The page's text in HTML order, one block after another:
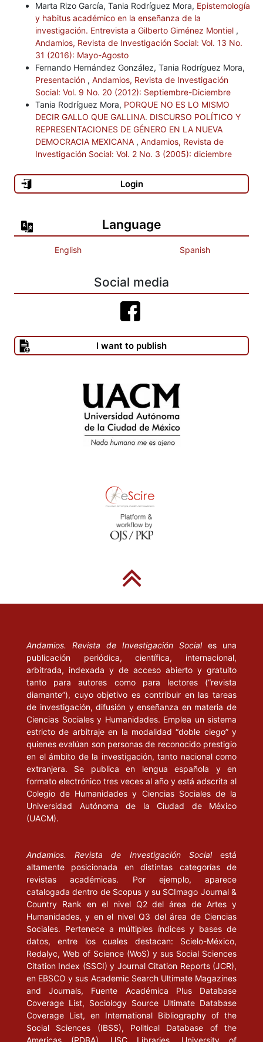
Castro-Gómez, S. (2007), El giro decolonial. Reflexiones para una
diversidad epistémica más allá del capitalismo global, Bogotá:
Siglo del Hombre Editores / Instituto de Estudios Sociales
Contemporáneos, Universidad Central / Instituto Pensar,
Pontificia Universidad Javeriana.
Castro-Gómez, S. y Grosfoguel R. (2007), El giro decolonial.
Reflexiones para una diversidad epistémica más allá del
capitalismo global, Bogotá: Universidad Central / Siglo del
Hombre Editores.
Castro-Gómez, S. (2009), Tejidos Oníricos. Movilidad,
Universidad Javeriana.
Razón de Estado, liberalismo y neoliberalismo en Michel Foucault,
Bogotá: Siglo del Hombre Editores.
Marta Rizo García, Tania Rodríguez Mora, Epistemología
y habitus académico en la enseñanza de la
investigación. Entrevista a Gilberto Giménez Montiel ,
Andamios, Revista de Investigación Social: Vol. 13 No.
31 (2016): Mayo-Agosto
Fernando Hernández González, Tania Rodríguez Mora,
Presentación , Andamios, Revista de Investigación
Social: Vol. 9 No. 20 (2012): Septiembre-Diciembre
Tania Rodríguez Mora, PORQUE NO ES LO MISMO
DECIR GALLO QUE GALLINA. DISCURSO POLÍTICO Y
REPRESENTACIONES DE GÉNERO EN LA NUEVA
DEMOCRACIA MEXICANA , Andamios, Revista de
Investigación Social: Vol. 2 No. 3 (2005): diciembre
Login
Language
English Spanish
Social media
I want to publish
Andamios. Revista de Investigación Social es una
publicación periódica, científica, internacional,
arbitrada, indexada y de acceso abierto y gratuito
tanto para autores como para lectores (“revista
diamante”), cuyo objetivo es contribuir en las tareas
de investigación, difusión y enseñanza en materia de
Ciencias Sociales y Humanidades. Emplea un sistema
estricto de arbitraje en la modalidad “doble ciego” y
quienes evalúan son personas de reconocido prestigio
en el ámbito de la investigación, tanto nacional como
extranjera. Se publica en lengua española y en
formato electrónico tres veces al año y está adscrita al
Colegio de Humanidades y Ciencias Sociales de la
Universidad Autónoma de la Ciudad de México
(UACM).
Andamios. Revista de Investigación Socialestá
altamente posicionada en distintas categorías de
revistas académicas. Por ejemplo, aparece
catalogada dentro de Scopus y su SCImago Journal &
Country Rank en el nivel Q2 del área de Artes y
Humanidades, y en el nivel Q3 del área de Ciencias
Sociales. Pertenece a múltiples índices y bases de
datos, entre los cuales destacan: Scielo-México,
Redalyc, Web of Science (WoS) y sus Social Sciences
Citation Index (SSCI) y Journal Citation Reports (JCR),
en EBSCO y sus Academic Search Ultimate Magazines
and Journals, Fuente Académica Plus Database
Coverage List, Sociology Source Ultimate Database
Coverage List, en International Bibliography of the
Social Sciences (IBSS), Political Database of the